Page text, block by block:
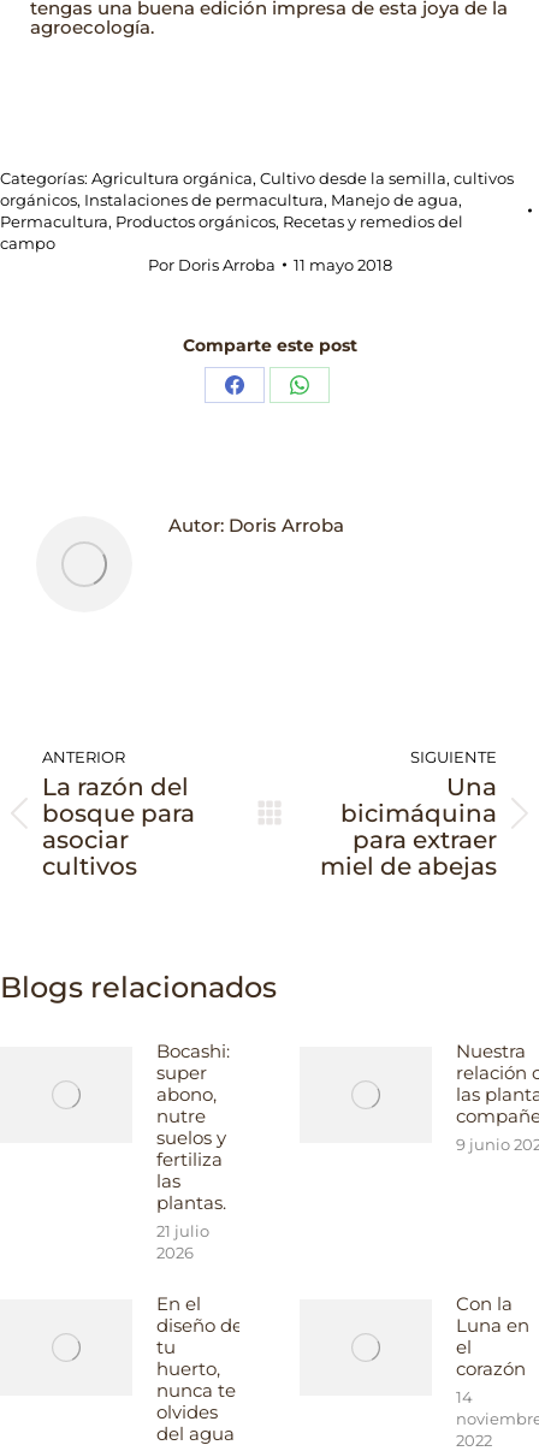
tengas una buena edición impresa de esta joya de la
agroecología.
Categorías: Agricultura orgánica, Cultivo desde la semilla, cultivos
orgánicos, Instalaciones de permacultura, Manejo de agua,
Permacultura, Productos orgánicos, Recetas y remedios del
campo
Por Doris Arroba 11 mayo 2018
Comparte este post
Share Share
Autor: Doris Arroba
entre
publicaciones
ANTERIOR
Publicación
anterior:
La razón del
bosque para
asociar
cultivos
SIGUIENTE
Publicación
siguiente:
Una
bicimáquina
para extraer
miel de abejas
Blogs relacionados
Bocashi:
super
abono,
nutre
suelos y
fertiliza
las
plantas.
21 julio
2026
Nuestra
relación
las
9 junio
En el
diseño de
tu
huerto,
nunca te
olvides
del agua
Con la
Luna en
el
corazón
14
2022